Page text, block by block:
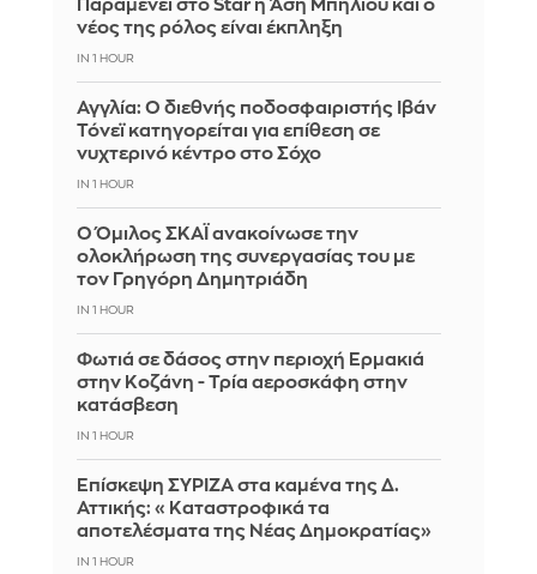
Παραμένει στο Star η Άση Μπήλιου και ο
νέος της ρόλος είναι έκπληξη
IN 1 HOUR
Αγγλία: Ο διεθνής ποδοσφαιριστής Ιβάν
Τόνεϊ κατηγορείται για επίθεση σε
νυχτερινό κέντρο στο Σόχο
IN 1 HOUR
Ο Όμιλος ΣΚΑΪ ανακοίνωσε την
ολοκλήρωση της συνεργασίας του με
τον Γρηγόρη Δημητριάδη
IN 1 HOUR
Φωτιά σε δάσος στην περιοχή Ερμακιά
στην Κοζάνη - Τρία αεροσκάφη στην
κατάσβεση
IN 1 HOUR
Επίσκεψη ΣΥΡΙΖΑ στα καμένα της Δ.
Αττικής: «Καταστροφικά τα
αποτελέσματα της Νέας Δημοκρατίας»
IN 1 HOUR